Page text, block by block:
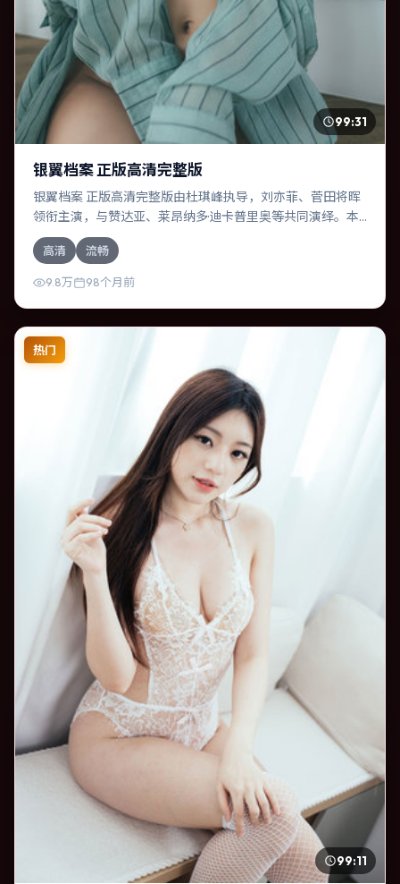
99:31
银翼档案 正版高清完整版
银翼档案 正版高清完整版由杜琪峰执导，刘亦菲、菅田将晖
领衔主演，与赞达亚、莱昂纳多·迪卡普里奥等共同演绎。本
片为动作类型，主要班底与取景来自英国。两代人的隔阂在
故乡小城被慢慢缝合。影片整体气质冷峻，节奏紧凑，人物
动机清晰，适合喜欢强情节与细腻表演的观众。
高清 流畅
9.8万 98个月前
热门
99:11